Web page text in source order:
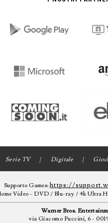
Serie TV Digitale
Supporto Games:https://
Video - DVD / Blu-ray / 4k Ultra
Warner Bros.
via Giacomo Puccini, 6 -